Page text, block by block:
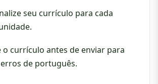
seu currículo para cada
o currículo antes de enviar para
de português.